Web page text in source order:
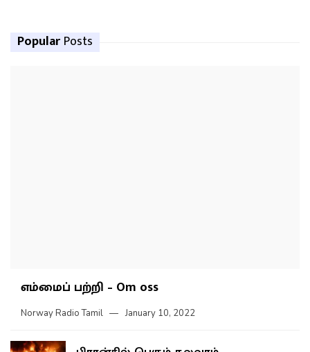
Popular Posts
எம்மைப் பற்றி – Om oss
Norway Radio Tamil January 10, 2022